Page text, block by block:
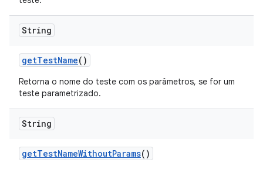
String
getTestName()
Retorna o nome do teste com os parâmetros, se for um
teste parametrizado.
String
getTestNameWithoutParams()